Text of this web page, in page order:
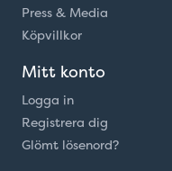
Press & Media
Köpvillkor
Mitt konto
Logga in
Registrera dig
Glömt lösenord?